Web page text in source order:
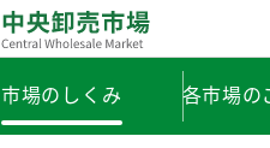
市場のしくみ 各市場の